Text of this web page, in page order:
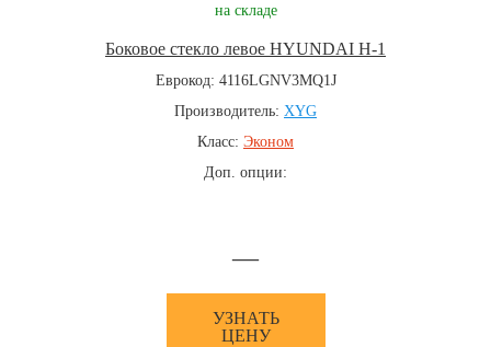
на складе
Боковое стекло левое HYUNDAI H-1
Еврокод: 4116LGNV3MQ1J
Производитель: XYG
Класс: Эконом
Доп. опции:
—
УЗНАТЬ
ЦЕНУ